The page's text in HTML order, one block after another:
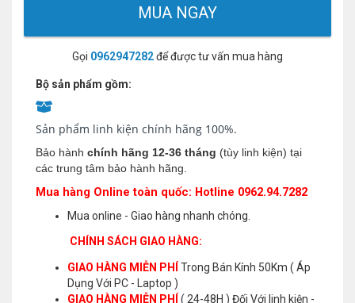
MUA NGAY
Gọi 0962947282để được tư vấn mua hàng
Bộ sản phẩm gồm:
Sản phẩm linh kiện chính hãng 100%.
Bảo hành chính hãng 12-36 tháng (tùy linh kiện) tại
các trung tâm bảo hành hãng.
Mua hàng Online toàn quốc: Hotline 0962.94.7282
Mua online - Giao hàng nhanh chóng.
CHÍNH SÁCH GIAO HÀNG:
GIAO HÀNG MIỄN PHÍ
Trong Bán Kính 50Km ( Áp
Dụng Với PC - Laptop )
GIAO HÀNG MIỄN PHÍ
( 24-48H ) Đối Với linh kiện -